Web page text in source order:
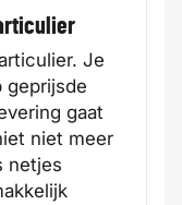
Je
geprijsde
gaat
niet meer
netjes